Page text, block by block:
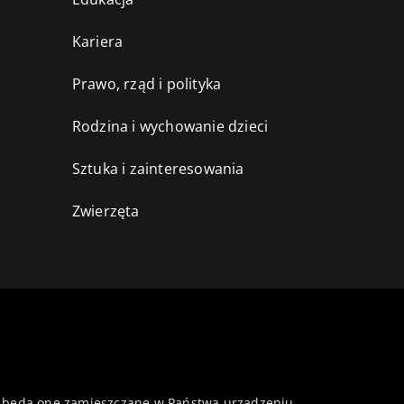
Kariera
Prawo, rząd i polityka
Rodzina i wychowanie dzieci
Sztuka i zainteresowania
Zwierzęta